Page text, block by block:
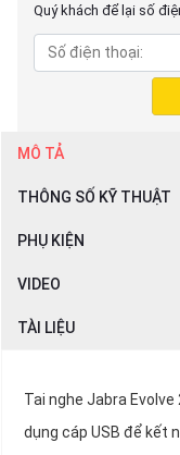
Quý khách để lại số
MÔ TẢ
THÔNG SỐ KỸ THUẬT
PHỤ KIỆN
VIDEO
TÀI LIỆU
Tai nghe Jabra
dụng cáp USB để kết